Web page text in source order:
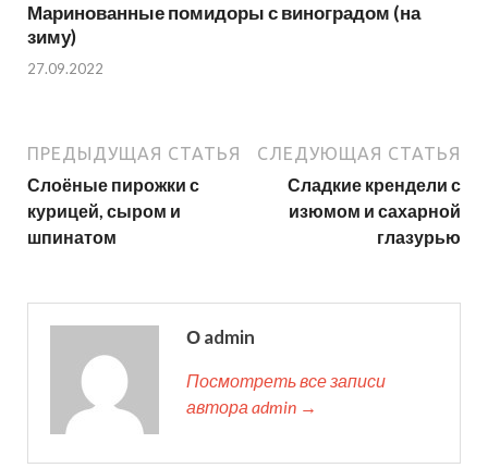
Маринованные помидоры с виноградом (на
зиму)
27.09.2022
ПРЕДЫДУЩАЯ СТАТЬЯ
Слоёные пирожки с
курицей, сыром и
шпинатом
СЛЕДУЮЩАЯ СТАТЬЯ
Сладкие крендели с
изюмом и сахарной
глазурью
О admin
Посмотреть все записи
автора admin →